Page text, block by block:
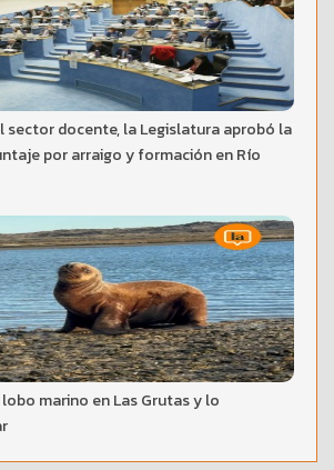
sector docente, la Legislatura aprobó la
por arraigo y formación en Río
marino en Las Grutas y lo